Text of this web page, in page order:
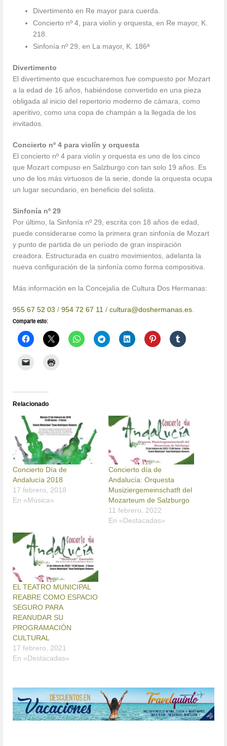
Divertimento en Re mayor para cuerda.
Concierto nº 4, para violín y orquesta, en Re mayor, K.
218.
Sinfonía nº 29, en La mayor, K. 186ª
Divertimento
El divertimento que escucharemos fue compuesto por Mozart
a la edad de 16 años, habiéndose convertido en una pieza
obligada al inicio del repertorio moderno de cámara, como
aperitivo, como una copa de champán a la llegada de los
invitados.
Concierto nº 4 para violín y orquesta
El concierto nº 4 para violín y orquesta es uno de los cinco
que Mozart compuso en Salzburgo con tan solo 19 años. Es
uno de los más virtuosos de la serie, donde la orquesta ocupa
un lugar secundario, en beneficio del solista.
Sinfonía nº 29
Por último, la Sinfonía nº 29, escrita con 18 años de edad,
puede considerarse como la primera gran sinfonía de Mozart
y punto de partida de un período de gran inspiración
creadora. Estructurada en cuatro movimientos, adelanta la
nueva configuración de la sinfonía como forma compositiva.
Más información en la Concejalía de Cultura Dos Hermanas:
955 67 52 03 /954 72 67 11 /cultura@doshermanas.es
Comparte esto:
Relacionado
Concierto Día de
Andalucía 2018
17 febrero, 2018
En «Música»
Concierto día de
Andalucía: Orquesta
Musiziergemeinschatft del
Mozarteum de Salzburgo
11 febrero, 2022
En «Destacadas»
EL TEATRO MUNICIPAL
REABRE COMO ESPACIO
SEGURO PARA
REANUDAR SU
PROGRAMACIÓN
CULTURAL
17 febrero, 2021
En «Destacadas»